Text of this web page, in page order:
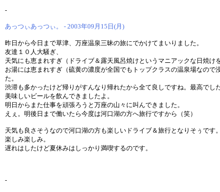
-
あっつぃあっつぃ。 - 2003年09月15日(月)
昨日から今日まで草津、万座温泉三昧の旅にでかけてまいりました。
友達１０人大騒ぎ、
天気にも恵まれすぎ（ドライブ＆露天風呂焼けというマニアックな日焼け
お湯には恵まれすぎ（硫黄の濃度が全国でもトップクラスの温泉場なので
た。
渋滞も多かったけど帰りがすんなり帰れたから全て良しですね。最高でし
美味しいビールを飲んできましたよ。
明日からまた仕事を頑張ろうと万座の山々に叫んできました。
えぇ。明後日まで働いたら今度は河口湖の方へ旅行ですから（笑）
天気も良さそうなので河口湖の方も楽しいドライブ＆旅行となりそぅです
楽しみ楽しみ。
遅れはしたけど夏休みはしっかり満喫するのです。
-